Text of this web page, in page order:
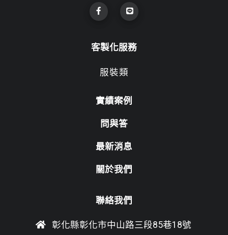
客製化服務
服裝類
實績案例
問與答
最新消息
關於我們
聯絡我們
彰化縣彰化市中山路三段85巷18號